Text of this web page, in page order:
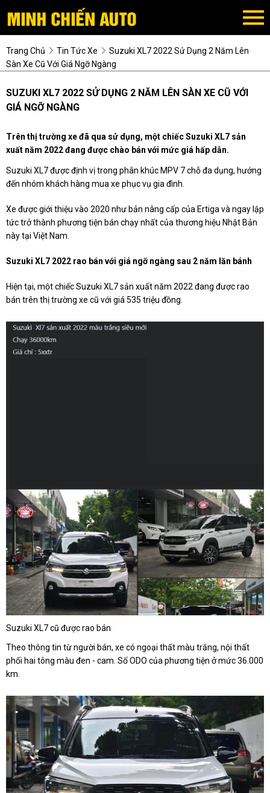
Trang Chủ Tin Tức Xe
Suzuki XL7 2022 Sử Dụng 2 Năm Lên
Sàn Xe Cũ Với Giá Ngỡ Ngàng
SUZUKI XL7 2022 SỬ DỤNG 2 NĂM LÊN SÀN XE CŨ VỚI
GIÁ NGỠ NGÀNG
Trên thị trường xe đã qua sử dụng, một chiếc Suzuki XL7 sản
xuất năm 2022 đang được chào bán với mức giá hấp dẫn.
Suzuki XL7 được định vị trong phân khúc MPV 7 chỗ đa dụng, hướng
đến nhóm khách hàng mua xe phục vụ gia đình.
Xe được giới thiệu vào 2020 như bản nâng cấp của Ertiga và ngay lập
tức trở thành phương tiện bán chạy nhất của thương hiệu Nhật Bản
này tại Việt Nam.
Suzuki XL7 2022 rao bán với giá ngỡ ngàng sau 2 năm lăn bánh
Hiện tại, một chiếc Suzuki XL7 sản xuất năm 2022 đang được rao
bán trên thị trường xe cũ với giá 535 triệu đồng.
Suzuki XL7 cũ được rao bán
Theo thông tin từ người bán, xe có ngoại thất màu trắng, nội thất
phối hai tông màu đen - cam. Số ODO của phương tiện ở mức 36.000
km.